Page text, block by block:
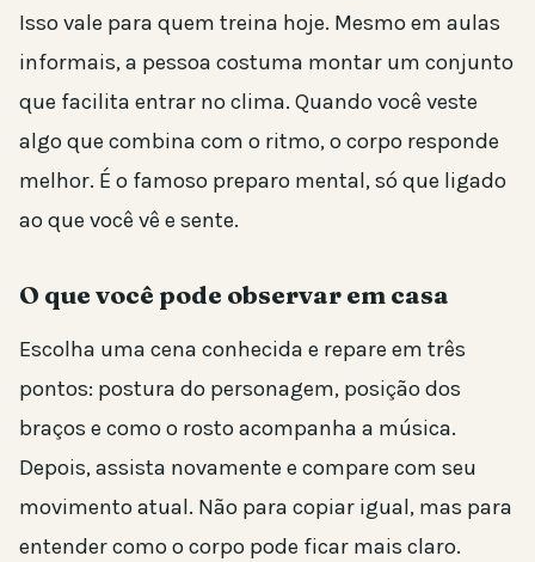
Isso vale para quem treina hoje. Mesmo em aulas
informais, a pessoa costuma montar um conjunto
que facilita entrar no clima. Quando você veste
algo que combina com o ritmo, o corpo responde
melhor. É o famoso preparo mental, só que ligado
ao que você vê e sente.
O que você pode observar em casa
Escolha uma cena conhecida e repare em três
pontos: postura do personagem, posição dos
braços e como o rosto acompanha a música.
Depois, assista novamente e compare com seu
movimento atual. Não para copiar igual, mas para
entender como o corpo pode ficar mais claro.